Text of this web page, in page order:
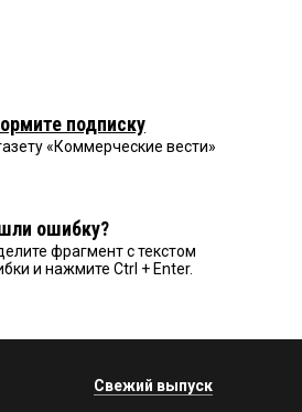
подписку
«Коммерческие вести»
ошибку?
фрагмент с текстом
и нажмите Ctrl + Enter.
Свежий выпуск